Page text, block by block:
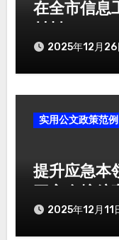
在全市信息
2025年12月26
实用公文政策范例
提升应急本
2025年12月11